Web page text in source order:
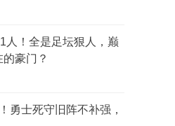
人！全是足坛狠人，巅
豪门？
勇士死守旧阵不补强，